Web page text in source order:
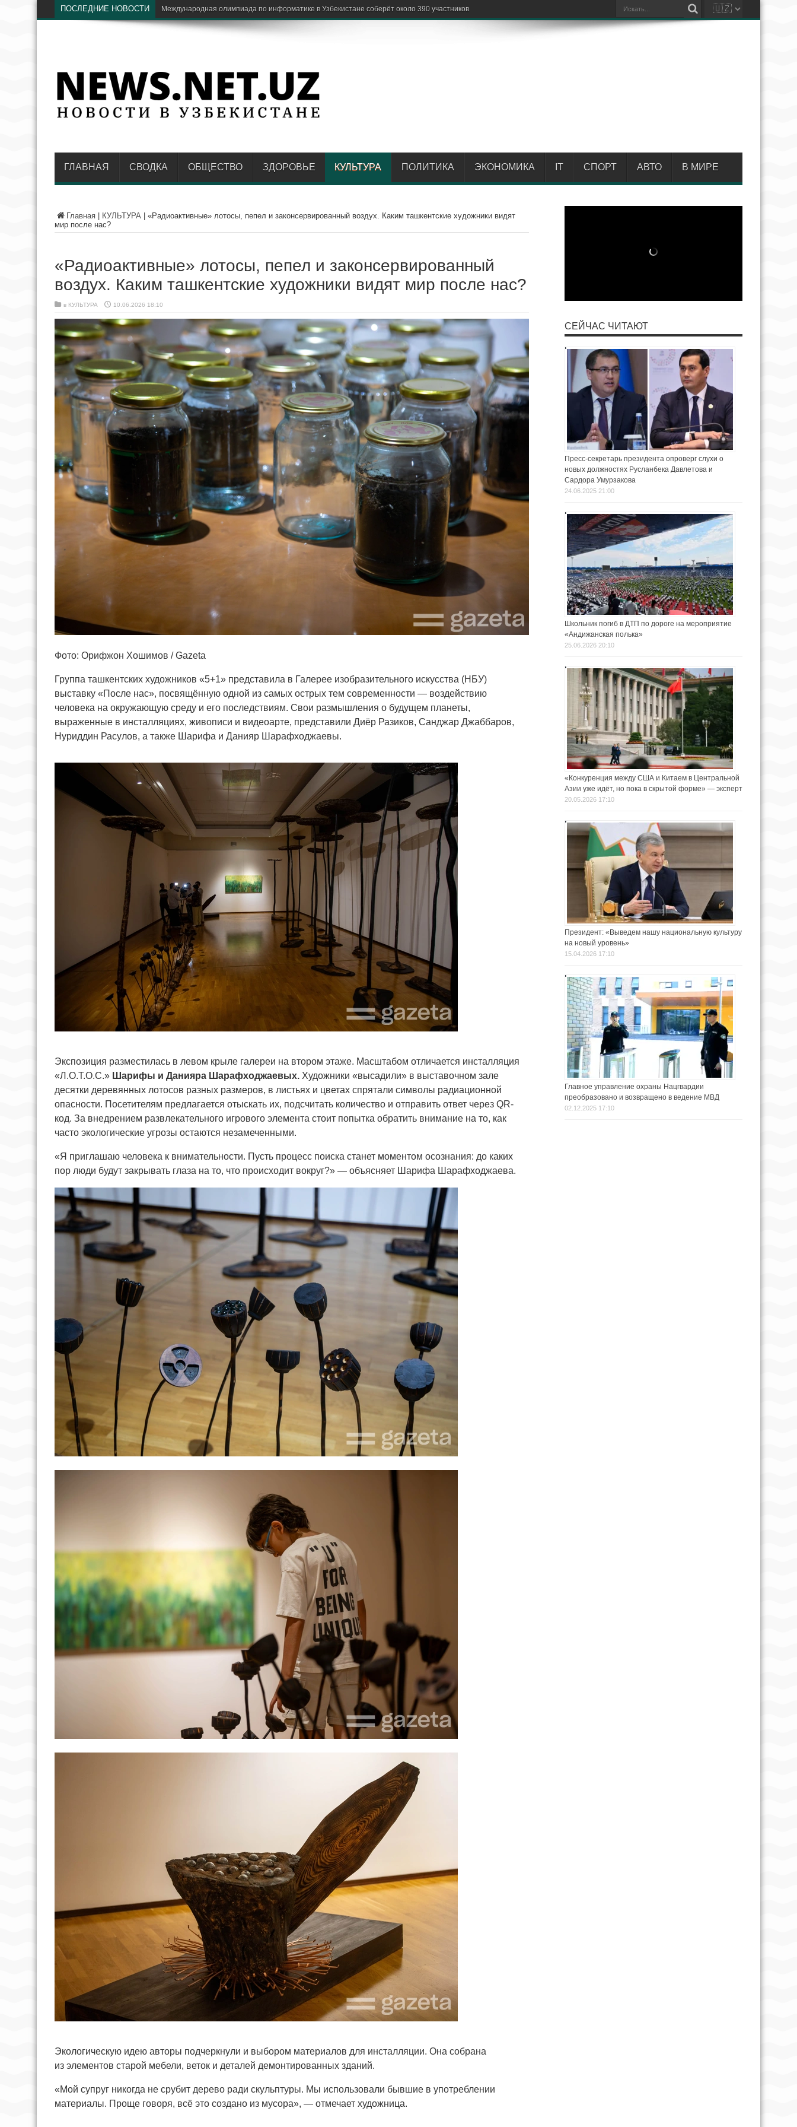
ПОСЛЕДНИЕ НОВОСТИ Экс-глава «Узбекнефтегаза» не признал вину и дал
ГЛАВНАЯ СВОДКА ОБЩЕСТВО ЗДОРОВЬЕ КУЛЬТУРА ПОЛИТИКА ЭКОНОМИКА IT СПОРТ АВТО В МИРЕ
Главная КУЛЬТУРА
«Радиоактивные» лотосы, пепел и законсервированный воздух. Каким ташкентские художники видят
мир после нас?
«Радиоактивные» лотосы, пепел и законсервированный
воздух. Каким ташкентские художники видят мир после нас?
в КУЛЬТУРА 10.06.2026 18:10
Фото: Орифжон Хошимов / Gazeta
Группа ташкентских художников «5+1» представила в Галерее изобразительного искусства (НБУ)
выставку «После нас», посвящённую одной из самых острых тем современности — воздействию
человека на окружающую среду и его последствиям. Свои размышления о будущем планеты,
выраженные в инсталляциях, живописи и видеоарте, представили Диёр Разиков, Санджар Джаббаров,
Нуриддин Расулов, а также Шарифа и Данияр Шарафходжаевы.
Экспозиция разместилась в левом крыле галереи на втором этаже. Масштабом отличается инсталляция
«Л.О.Т.О.С.» Шарифы и Данияра Шарафходжаевых. Художники «высадили» в выставочном зале
десятки деревянных лотосов разных размеров, в листьях и цветах спрятали символы радиационной
опасности. Посетителям предлагается отыскать их, подсчитать количество и отправить ответ через QR-
код. За внедрением развлекательного игрового элемента стоит попытка обратить внимание на то, как
часто экологические угрозы остаются незамеченными.
«Я приглашаю человека к внимательности. Пусть процесс поиска станет моментом осознания: до каких
пор люди будут закрывать глаза на то, что происходит вокруг?» — объясняет Шарифа Шарафходжаева.
Экологическую идею авторы подчеркнули и выбором материалов для инсталляции. Она собрана
из элементов старой мебели, веток и деталей демонтированных зданий.
«Мой супруг никогда не срубит дерево ради скульптуры. Мы использовали бывшие в употреблении
материалы. Проще говоря, всё это создано из мусора», — отмечает художница.
СЕЙЧАС ЧИТАЮТ
Пресс-секретарь президента опроверг слухи о
новых должностях Русланбека Давлетова и
Сардора Умурзакова
24.06.2025 21:00
Школьник погиб в ДТП по дороге на мероприятие
«Андижанская полька»
25.06.2026 20:10
«Конкуренция между США и Китаем в Центральной
Азии уже идёт, но пока в скрытой форме» — эксперт
20.05.2026 17:10
Президент: «Выведем нашу национальную культуру
на новый уровень»
15.04.2026 17:10
Главное управление охраны Нацгвардии
преобразовано и возвращено в ведение МВД
02.12.2025 17:10